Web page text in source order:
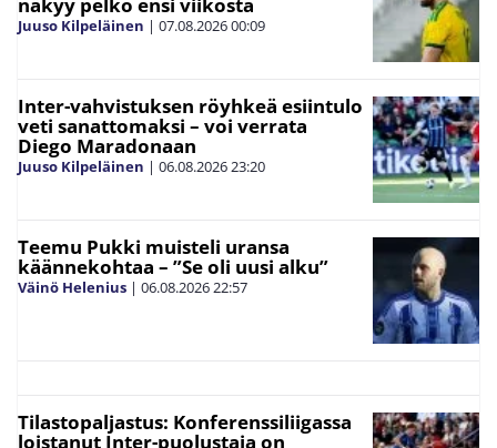
Juuso Kilpeläinen | 07.08.202600:09
Inter-vahvistuksen röyhkeä esiintulo
veti sanattomaksi – voi verrata
Diego Maradonaan
Juuso Kilpeläinen | 06.08.202623:20
Teemu Pukki muisteli uransa
käännekohtaa – ”Se oli uusi alku”
Väinö Helenius | 06.08.202622:57
Tilastopaljastus: Konferenssiliigassa
loistanut Inter-puolustaja on